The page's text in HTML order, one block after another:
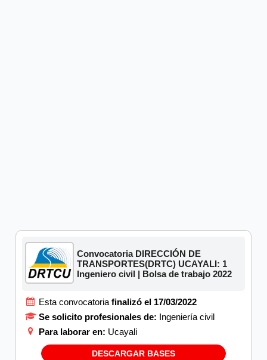
Convocatoria DIRECCIÓN DE
TRANSPORTES(DRTC) UCAYALI: 1
Ingeniero civil | Bolsa de trabajo 2022
Esta convocatoria finalizó el 17/03/2022
Se solicito profesionales de: Ingeniería civil
Para laborar en: Ucayali
DESCARGAR BASES